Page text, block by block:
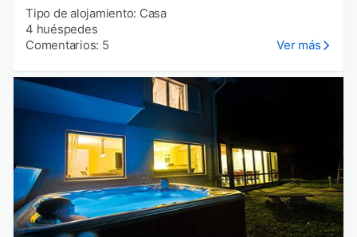
Tipo de alojamiento: Casa
4 huéspedes
Comentarios: 5
Ver más